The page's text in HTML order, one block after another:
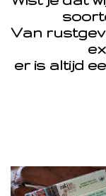
Van
er is altijd